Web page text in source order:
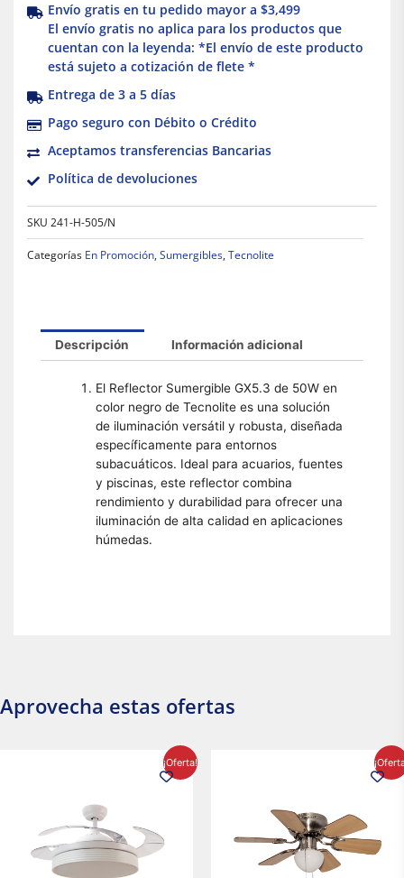
Envío gratis en tu pedido mayor a $3,499
El envío gratis no aplica para los productos que
cuentan con la leyenda: *El envío de este producto
está sujeto a cotización de flete *
Entrega de 3 a 5 días
Pago seguro con Débito o Crédito
Aceptamos transferencias Bancarias
Política de devoluciones
SKU 241-H-505/N
Categorías En Promoción, Sumergibles, Tecnolite
Descripción Información adicional
El Reflector Sumergible GX5.3 de 50W en
color negro de Tecnolite es una solución
de iluminación versátil y robusta, diseñada
específicamente para entornos
subacuáticos. Ideal para acuarios, fuentes
y piscinas, este reflector combina
rendimiento y durabilidad para ofrecer una
iluminación de alta calidad en aplicaciones
húmedas.
Aprovecha estas ofertas
¡Oferta!
$2,986.97.
precio
actual
$1,450.23.
precio
actual